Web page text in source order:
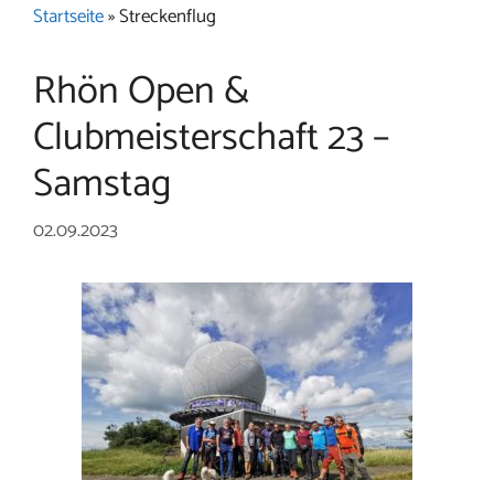
Startseite»Streckenflug
Rhön Open &
Clubmeisterschaft 23 –
Samstag
02.09.2023